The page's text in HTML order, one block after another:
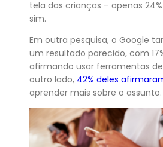
tela das crianças – apenas
sim.
Em outra pesquisa, o Google
um resultado parecido, com
afirmando usar ferramentas
outro lado, 42% deles
aprender mais sobre o assunto.